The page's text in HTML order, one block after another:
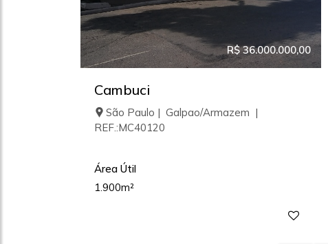
R$ 36.000.000,00
Cambuci
São Paulo | Galpao/Armazem |
REF.:MC40120
Área Útil
1.900m²